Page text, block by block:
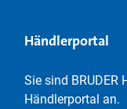
Händlerportal
Sie sind
Händlerportal an.